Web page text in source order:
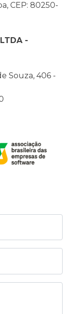
CEP: 80250-
-
Souza, 406 -